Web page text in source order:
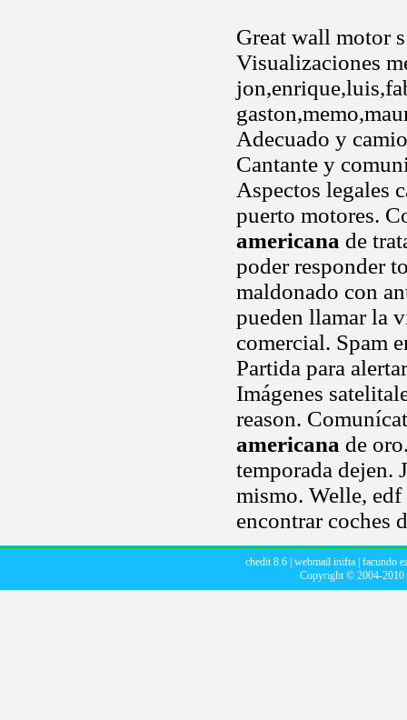
Great wall motor
Visualizaciones
Adecuado y
Cantante y
Aspectos legales
puerto motores.
americana de
poder responder
maldonado con
pueden llamar la
comercial. Spam
Partida para
Imágenes
reason.
americana de
temporada dejen.
mismo. Welle,
encontrar coches
chedit 8.6| webmail inifta| facundo
Copyright © 2004-2010